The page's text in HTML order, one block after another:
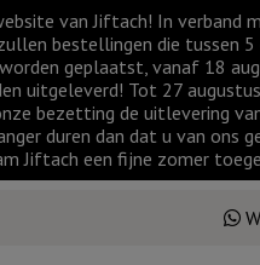
van Jiftach! In verband
bestellingen die tussen 5
geplaatst, vanaf 18
uitgeleverd! Tot 27
bezetting de uitlevering
duren dan dat u van ons
Jiftach een fijne zomer